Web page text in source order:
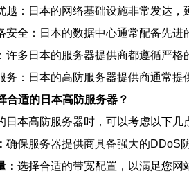
越：日本的网络基础设施非常发达
安全：日本的数据中心通常配备先
许多日本的服务器提供商都遵循严
务：日本的高防服务器提供商通常
合适的日本高防服务器？
日本高防服务器时，可以考虑以下几
确保服务器提供商具备强大的DDoS
： 选择合适的带宽配置，以满足您